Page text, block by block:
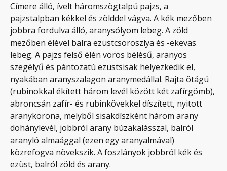
Címere álló, ívelt háromszögtalpú pajzs, a
pajzstalpban kékkel és zölddel vágva. A kék mezőben
jobbra fordulva álló, aranysólyom lebeg. A zöld
mezőben élével balra ezüstcsoroszlya és -ekevas
lebeg. A pajzs felső élén vörös bélésű, aranyos
szegélyű és pántozatú ezüstsisak helyezkedik el,
nyakában aranyszalagon aranymedállal. Rajta ötágú
(rubinokkal ékített három levél között két zafírgömb),
abroncsán zafír- és rubinkövekkel díszített, nyitott
aranykorona, melyből sisakdíszként három arany
dohánylevél, jobbról arany búzakalásszal, balról
aranyló almaággal (ezen egy aranyalmával)
közrefogva növekszik. A foszlányok jobbról kék és
ezüst, balról zöld és arany.